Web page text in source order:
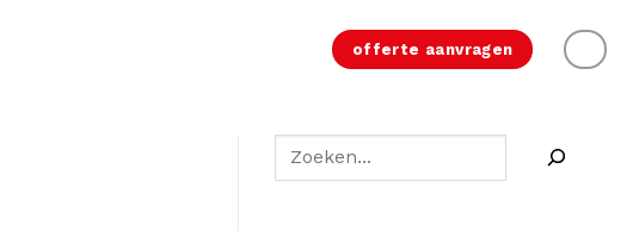
offerte aanvragen